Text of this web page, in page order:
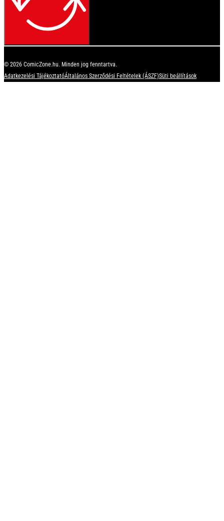
© 2026 ComicZone.hu. Minden jog fenntartva.
Adatkezelési TájékoztatóÁltalános Szerződési Feltételek (ÁSZF)Süti beállítások